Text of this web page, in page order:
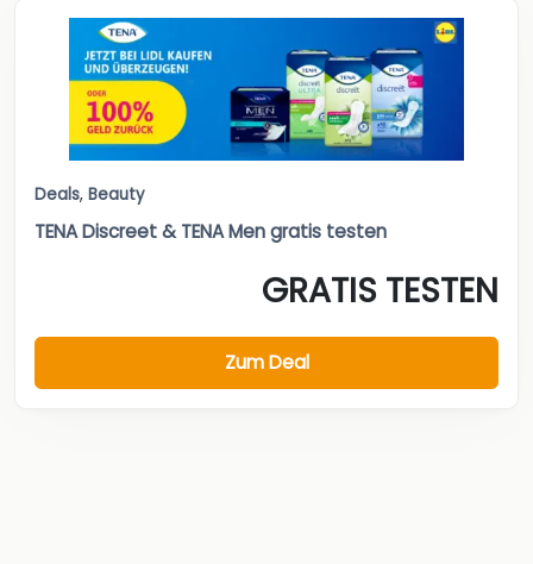
Deals, Beauty
TENA Discreet & TENA Men gratis testen
GRATIS TESTEN
Zum Deal